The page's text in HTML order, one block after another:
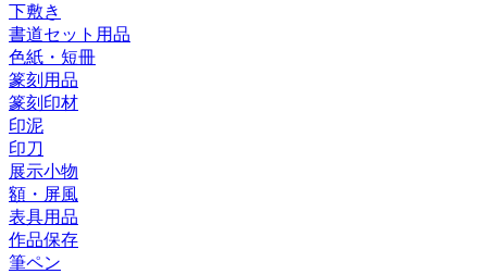
下敷き
書道セット用品
色紙・短冊
篆刻用品
篆刻印材
印泥
印刀
展示小物
額・屏風
表具用品
作品保存
筆ペン